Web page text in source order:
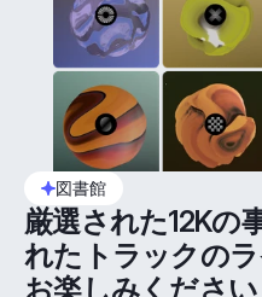
図書館
厳選された12Kの
れたトラックの
お楽しみください